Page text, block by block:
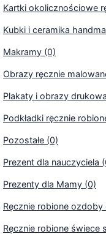
Kartki okolicznościowe
Kubki i ceramika
Makramy (0)
Obrazy ręcznie
Plakaty i obrazy
Podkładki ręcznie
Pozostałe (0)
Prezent dla nauczyciela
Prezenty dla Mamy (0)
Ręcznie robione
Ręcznie robione świece